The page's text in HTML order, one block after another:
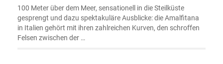
100 Meter über dem Meer, sensationell in die Steilküste
gesprengt und dazu spektakuläre Ausblicke: die Amalfitana
in Italien gehört mit ihren zahlreichen Kurven, den schroffen
Felsen zwischen der …